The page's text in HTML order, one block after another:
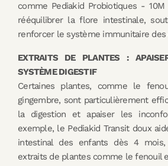
comme Pediakid Probiotiques -
rééquilibrer la flore intestinale,
renforcer le système immunitaire des
EXTRAITS DE PLANTES :
SYSTÈME DIGESTIF
Certaines plantes, comme le
gingembre, sont particulièrement
la digestion et apaiser les
exemple, le Pediakid Transit doux
intestinal des enfants dès 4
extraits de plantes comme le fenouil